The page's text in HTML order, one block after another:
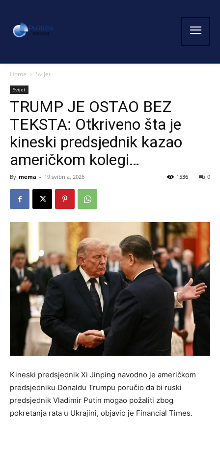
Home Svijet
Svijet
TRUMP JE OSTAO BEZ
TEKSTA: Otkriveno šta je
kineski predsjednik kazao
američkom kolegi…
By mema - 19 svibnja, 2026 0
1536
Kineski predsjednik Xi Jinping navodno je američkom
predsjedniku Donaldu Trumpu poručio da bi ruski
predsjednik Vladimir Putin mogao požaliti zbog
pokretanja rata u Ukrajini, objavio je Financial Times.